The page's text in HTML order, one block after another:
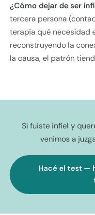
¿Cómo dejar de ser
tercera persona
terapia qué necesidad
reconstruyendo la
la causa, el patrón
Si fuiste infiel y
venimos a
Hacé el test —